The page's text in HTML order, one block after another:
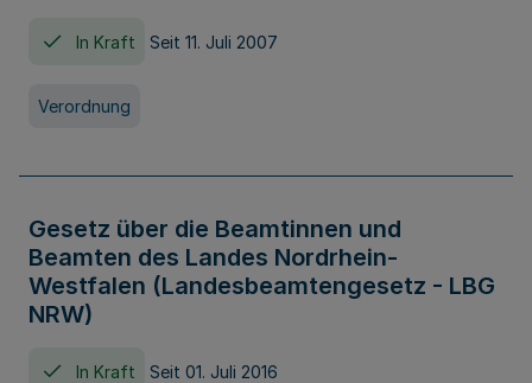
In Kraft Seit 11. Juli 2007
Verordnung
Gesetz über die Beamtinnen und
Beamten des Landes Nordrhein-
Westfalen (Landesbeamtengesetz - LBG
NRW)
In Kraft Seit 01. Juli 2016